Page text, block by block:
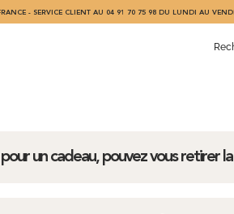
- SERVICE CLIENT AU 04 91 70 75 98 DU LUNDI AU
un cadeau, pouvez vous retirer